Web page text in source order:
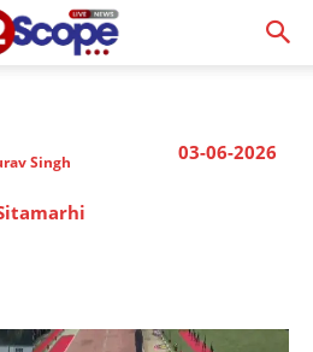
03-06-2026
Singh